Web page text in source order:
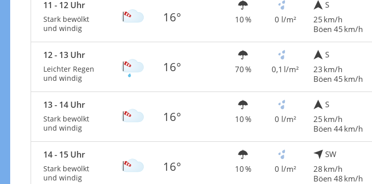
11 - 12 Uhr
Stark bewölkt
und windig
16° 10 % 0 l/m²
S
25 km/h
Böen 45 km/h
12 - 13 Uhr
Leichter Regen
und windig
16° 70 % 0,1 l/m²
S
23 km/h
Böen 45 km/h
13 - 14 Uhr
Stark bewölkt
und windig
16° 10 % 0 l/m²
S
25 km/h
Böen 44 km/h
14 - 15 Uhr
Stark bewölkt
und windig
16° 10 % 0 l/m²
SW
28 km/h
Böen 48 km/h